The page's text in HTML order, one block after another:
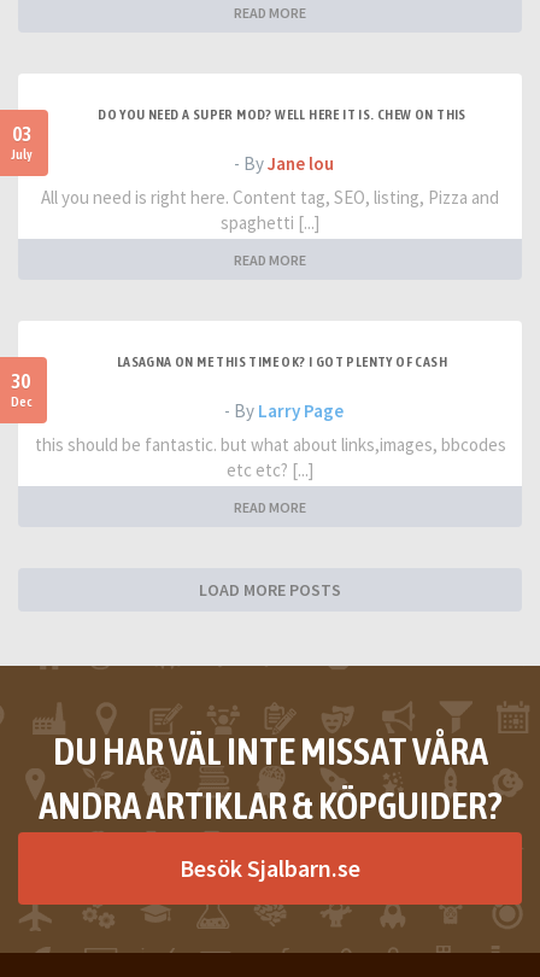
READ MORE
03
July
DO YOU NEED A SUPER MOD? WELL HERE IT IS. CHEW ON THIS
- ByJane lou
All you need is right here. Content tag, SEO, listing, Pizza and
spaghetti [...]
READ MORE
30
Dec
LASAGNA ON ME THIS TIME OK? I GOT PLENTY OF CASH
- By Larry Page
this should be fantastic. but what about links,images, bbcodes
etc etc? [...]
READ MORE
LOAD MORE POSTS
DU HAR VÄL INTE MISSAT VÅRA
ANDRA ARTIKLAR & KÖPGUIDER?
Besök Sjalbarn.se